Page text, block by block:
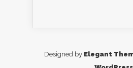
Designed by Elegant